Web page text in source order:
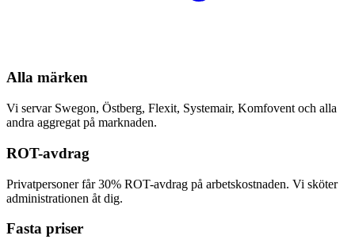
Alla märken
Vi servar Swegon, Östberg, Flexit, Systemair, Komfovent och alla
andra aggregat på marknaden.
ROT-avdrag
Privatpersoner får 30% ROT-avdrag på arbetskostnaden. Vi sköter
administrationen åt dig.
Fasta priser